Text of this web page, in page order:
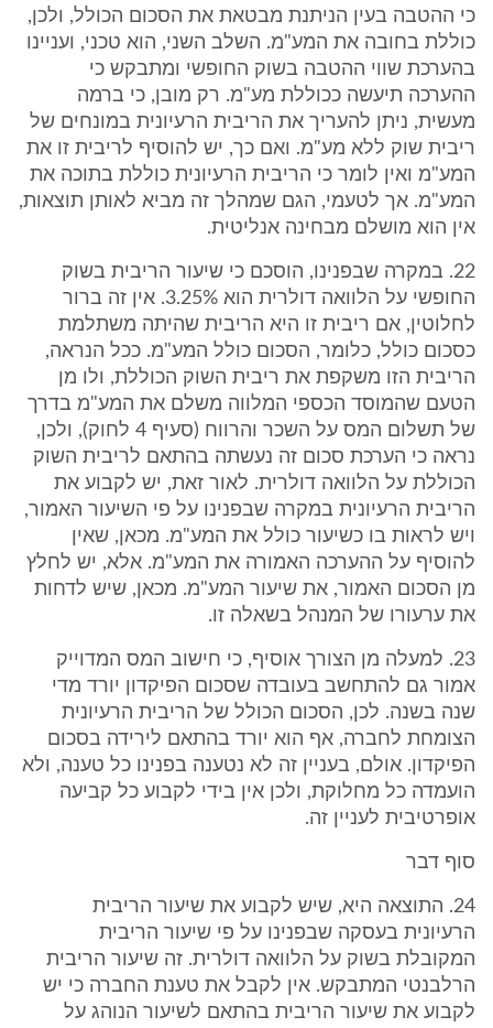
כי ההטבה בעין הניתנת מבטאת את הסכום הכולל, ולכן,
כוללת בחובה את המע"מ. השלב השני, הוא טכני, ועניינו
בהערכת שווי ההטבה בשוק החופשי ומתבקש כי
ההערכה תיעשה ככוללת מע"מ. רק מובן, כי ברמה
מעשית, ניתן להעריך את הריבית הרעיונית במונחים של
ריבית שוק ללא מע"מ. ואם כך, יש להוסיף לריבית זו את
המע"מ ואין לומר כי הריבית הרעיונית כוללת בתוכה את
המע"מ. אך לטעמי, הגם שמהלך זה מביא לאותן תוצאות,
אין הוא מושלם מבחינה אנליטית.
22. במקרה שבפנינו, הוסכם כי שיעור הריבית בשוק
החופשי על הלוואה דולרית הוא 3.25%. אין זה ברור
לחלוטין, אם ריבית זו היא הריבית שהיתה משתלמת
כסכום כולל, כלומר, הסכום כולל המע"מ. ככל הנראה,
הריבית הזו משקפת את ריבית השוק הכוללת, ולו מן
הטעם שהמוסד הכספי המלווה משלם את המע"מ בדרך
של תשלום המס על השכר והרווח (סעיף 4 לחוק), ולכן,
נראה כי הערכת סכום זה נעשתה בהתאם לריבית השוק
הכוללת על הלוואה דולרית. לאור זאת, יש לקבוע את
הריבית הרעיונית במקרה שבפנינו על פי השיעור האמור,
ויש לראות בו כשיעור כולל את המע"מ. מכאן, שאין
להוסיף על ההערכה האמורה את המע"מ. אלא, יש לחלץ
מן הסכום האמור, את שיעור המע"מ. מכאן, שיש לדחות
את ערעורו של המנהל בשאלה זו.
23. למעלה מן הצורך אוסיף, כי חישוב המס המדוייק
אמור גם להתחשב בעובדה שסכום הפיקדון יורד מדי
שנה בשנה. לכן, הסכום הכולל של הריבית הרעיונית
הצומחת לחברה, אף הוא יורד בהתאם לירידה בסכום
הפיקדון. אולם, בעניין זה לא נטענה בפנינו כל טענה, ולא
הועמדה כל מחלוקת, ולכן אין בידי לקבוע כל קביעה
אופרטיבית לעניין זה.
סוף דבר
24. התוצאה היא, שיש לקבוע את שיעור הריבית
הרעיונית בעסקה שבפנינו על פי שיעור הריבית
המקובלת בשוק על הלוואה דולרית. זה שיעור הריבית
הרלבנטי המתבקש. אין לקבל את טענת החברה כי יש
לקבוע את שיעור הריבית בהתאם לשיעור הנוהג על